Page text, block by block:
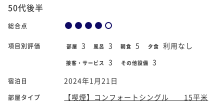
50代後半
総合点
項目別評価 部屋 3 風呂 3 朝食 5 夕食 利用なし
接客・サービス 3 その他設備 3
宿泊日 2024年1月21日
部屋タイプ 【喫煙】コンフォートシングル 15平米